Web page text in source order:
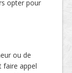
opter pour
ou de
faire appel